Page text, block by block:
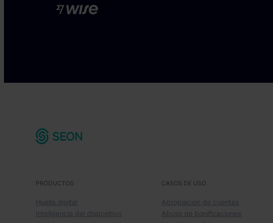
PRODUCTOS
Huella digital
Inteligencia del dispositivo
CASOS DE USO
Apropiación de cuentas
Abuso de bonificaciones